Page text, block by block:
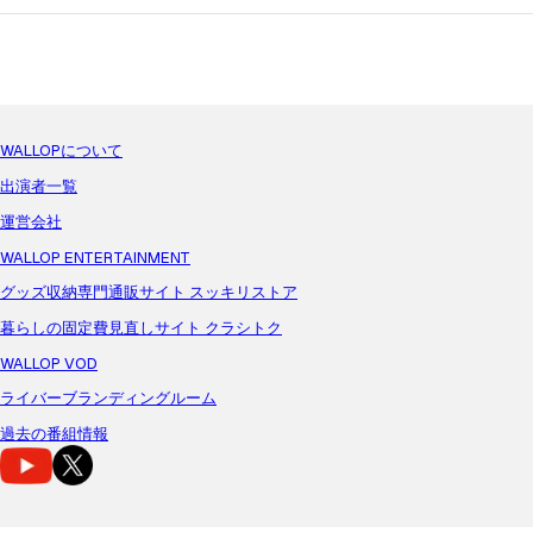
WALLOPについて
出演者一覧
運営会社
WALLOP ENTERTAINMENT
グッズ収納専門通販サイト スッキリストア
暮らしの固定費見直しサイト クラシトク
WALLOP VOD
ライバーブランディングルーム
過去の番組情報